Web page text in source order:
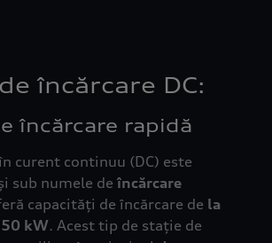
încărcare DC:
încărcare rapidă
curent continuu (DC) este
sub numele de încărcare
capacități de încărcare de la
kW. Acest tip de stație de